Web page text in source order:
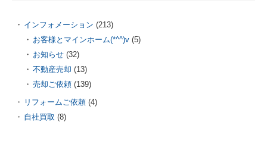
インフォメーション (213)
お客様とマインホーム(*^^)v (5)
お知らせ (32)
不動産売却 (13)
売却ご依頼 (139)
リフォームご依頼 (4)
自社買取 (8)